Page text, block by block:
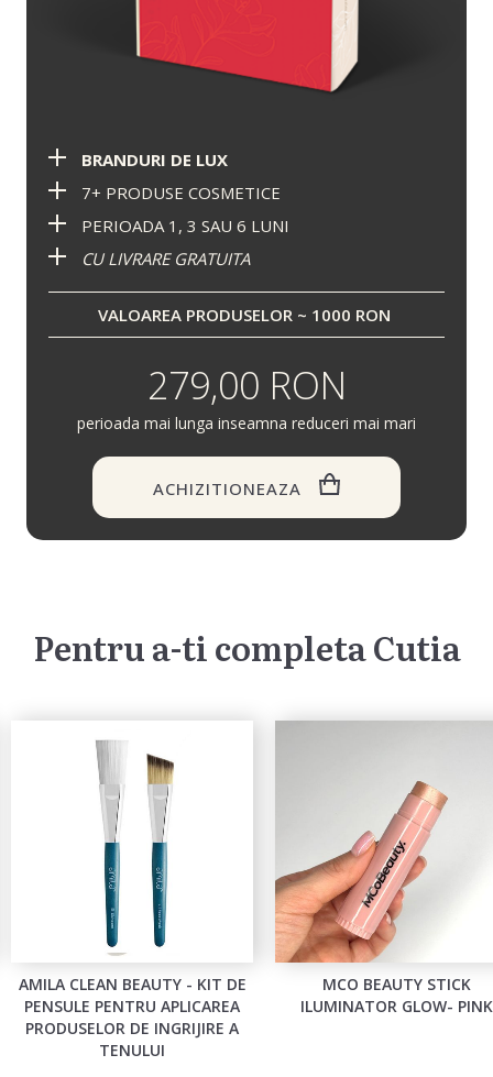
BRANDURI DE LUX
7+ PRODUSE COSMETICE
PERIOADA 1, 3 SAU 6 LUNI
CU LIVRARE GRATUITA
VALOAREA PRODUSELOR ~ 1000 RON
279,00 RON
perioada mai lunga inseamna reduceri mai mari
ACHIZITIONEAZA
Pentru a-ti completa Cutia
AMILA CLEAN BEAUTY - KIT DE
PENSULE PENTRU APLICAREA
PRODUSELOR DE INGRIJIRE A
TENULUI
MCO BEAUTY STICK
ILUMINATOR GLOW- PINK